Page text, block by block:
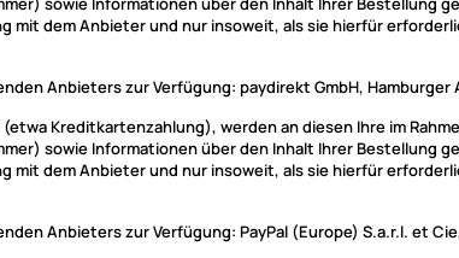
mit dem Anbieter und nur insoweit, als sie hierfür
Anbieters zur Verfügung: paydirekt GmbH,
Kreditkartenzahlung), werden an diesen Ihre im
sowie Informationen über den Inhalt Ihrer Bestellung
mit dem Anbieter und nur insoweit, als sie hierfür
Anbieters zur Verfügung: PayPal (Europe) S.a.r.l. et